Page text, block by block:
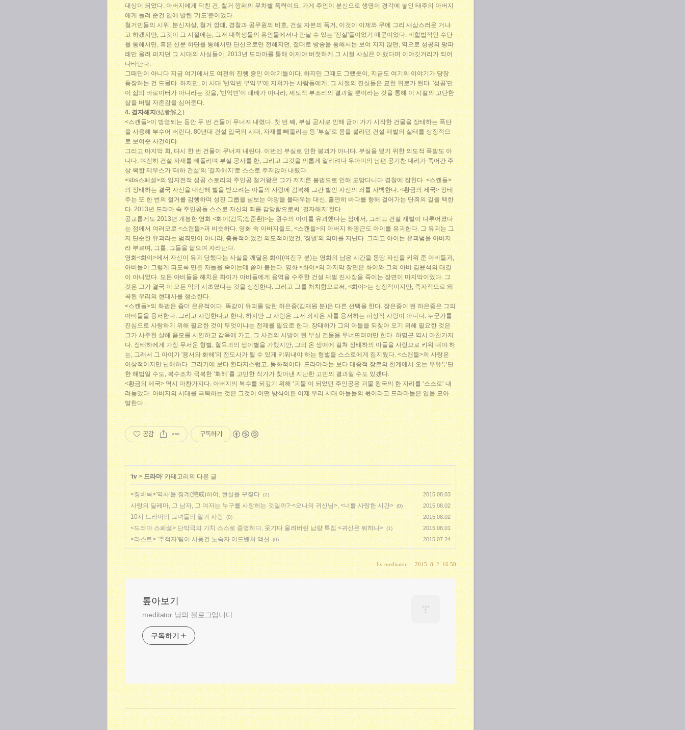
대상이 되었다. 아버지에게 닥친 건, 철거 깡패의 무차별 폭력이요, 가게 주인이 분신으로 생명이 경각에 놓인 태주의 아버지
에게 돌려 준건 입에 발린 '기도'뿐이었다.
철거민들의 시위, 분신자살, 철거 깡패, 경찰과 공무원의 비호, 건설 자본의 폭거, 이것이 이제와 무에 그리 새삼스러운 거냐
고 하겠지만, 그것이 그 시절에는, 그저 대학생들의 유인물에서나 만날 수 있는 '진실'들이었기 때문이었다. 비합법적인 수단
을 통해서만, 혹은 신문 하단을 통해서만 단신으로만 전해지던, 절대로 방송을 통해서는 보여 지지 않던, 역으로 성공의 팡파
레만 울려 퍼지던 그 시대의 사실들이, 2013년 드라마를 통해 이제야 버젓하게 그 시절 사실은 이랬다며 이야깃거리가 되어
나타난다.
그때만이 아니다 지금 여기에서도 여전히 진행 중인 이야기들이다. 하지만 그때도 그랬듯이, 지금도 여기의 이야기가 당장
등장하는 건 드물다. 하지만, 이 시대 '빈익빈 부익부'에 지쳐가는 사람들에게, 그 시절의 진실들은 묘한 위로가 된다. '성공'만
이 삶의 바로미터가 아니라는 것을, '빈익빈'이 패배가 아니라, 제도적 부조리의 결과일 뿐이라는 것을 통해 이 시절의 고단한
삶을 버틸 자존감을 심어준다.
4. 결자해지 (結者解之)
<스캔들>이 방영되는 동안 두 번 건물이 무너져 내렸다. 첫 번 째, 부실 공사로 인해 금이 가기 시작한 건물을 장태하는 폭탄
을 사용해 부수어 버린다. 80년대 건설 입국의 시대, 자재를 빼돌리는 등 '부실'로 몸을 불리던 건설 재벌의 실태를 상징적으
로 보여준 사건이다.
그리고 마지막 회, 다시 한 번 건물이 무너져 내린다. 이번엔 부실로 인한 붕괴가 아니다. 부실을 덮기 위한 의도적 폭발도 아
니다. 여전히 건설 자재를 빼돌리며 부실 공사를 한, 그리고 그것을 의롭게 알리려다 우아미의 남편 공기찬 대리가 죽어간 주
상 복합 제우스가 '태하 건설'의 '결자해지'로 스스로 주저앉아 내렸다.
<sbs스페셜>의 입지전적 성공 스토리의 주인공 철거왕은 그가 저지른 불법으로 인해 도망다니다 경찰에 잡힌다. <스캔들>
의 장태하는 결국 자신을 대신해 벌을 받으려는 아들의 사랑에 감복해 그간 벌인 자신의 죄를 자백한다. <황금의 제국> 장태
주는 또 한 번의 철거를 감행하며 성진 그룹을 넘보는 야망을 불태우는 대신, 홀연히 바다를 향해 걸어가는 단죄의 길을 택한
다. 2013년 드라마 속 주인공들 스스로 자신의 죄를 감당함으로써 ‘결자해지‘한다.
공교롭게도 2013년 개봉한 영화 <화이(감독;장준환)>는 원수의 아이를 유괴했다는 점에서, 그리고 건설 재벌이 다루어졌다
는 점에서 여러모로 <스캔들>과 비슷하다. 영화 속 아버지들도, <스캔들>의 아버지 하명근도 아이를 유괴한다. 그 유괴는 그
저 단순한 유괴라는 범죄만이 아니라, 충동적이었건 의도적이었건, '징벌'의 의미를 지닌다. 그리고 아이는 유괴범을 아버지
라 부르며, 그를, 그들을 닮으며 자라난다.
영화<화이>에서 자신이 유괴 당했다는 사실을 깨달은 화이(여진구 분)는 영화의 남은 시간을 몽땅 자신을 키워 준 아비들과,
아비들이 그렇게 되도록 만든 자들을 죽이는데 쏟아 붙는다. 영화 <화이>의 마지막 장면은 화이와 그의 아비 김윤석의 대결
이 아니었다. 모든 아비들을 해치운 화이가 아비들에게 용역을 수주한 건설 재벌 진사장을 죽이는 장면이 마지막이었다. 그
것은 그가 결국 이 모든 악의 시초였다는 것을 상징한다. 그리고 그를 처치함으로써, <화이>는 상징적이지만, 즉자적으로 왜
곡된 우리의 현대사를 청소한다.
<스캔들>의 화법은 좀더 은유적이다. 똑같이 유괴를 당한 하은중(김재원 분)은 다른 선택을 한다. 장은중이 된 하은중은 그의
아비들을 용서한다. 그리고 사랑한다고 한다. 하지만 그 사랑은 그저 죄지은 자를 용서하는 피상적 사랑이 아니다. 누군가를
진심으로 사랑하기 위해 필요한 것이 무엇이냐는 전제를 필요로 한다. 장태하가 그의 아들을 되찾아 오기 위해 필요한 것은
그가 사주한 살해 음모를 시인하고 감옥에 가고, 그 사건의 시발이 된 부실 건물을 무너뜨려야만 한다. 하명근 역시 마찬가지
다. 장태하에게 가장 무서운 형벌, 혈육과의 생이별을 가했지만, 그의 온 생애에 걸쳐 장태하의 아들을 사랑으로 키워 내야 하
는, 그래서 그 아이가 '용서와 화해'의 전도사가 될 수 있게 키워내야 하는 형벌을 스스로에게 짐지웠다. <스캔들>의 사랑은
이상적이지만 난해하다. 그러기에 보다 환타지스럽고, 동화적이다. 드라마라는 보다 대중적 장르의 한계에서 오는 우유부단
한 해법일 수도, 복수조차 극복한 ‘화해’를 고민한 작가가 찾아낸 지난한 고민의 결과일 수도 있겠다.
<황금의 제국> 역시 마찬가지다. 아버지의 복수를 되갚기 위해 ‘괴물’이 되었던 주인공은 괴물 왕국의 한 자리를 ‘스스로’ 내
려놓았다. 아버지의 시대를 극복하는 것은 그것이 어떤 방식이든 이제 우리 시대 아들들의 몫이라고 드라마들은 입을 모아
말한다.
공감 구독하기
'tv>드라마' 카테고리의 다른 글
<징비록>'역사'을 징계(懲戒)하여, 현실을 꾸짖다 (2) 2015.08.03
사랑의 딜레마, 그 남자, 그 여자는 누구를 사랑하는 것일까?-<오나의 귀신님>, <너를 사랑한 시간> (0) 2015.08.02
10시 드라마의 그녀들의 일과 사랑 (0) 2015.08.02
<드라마 스페셜> 단막극의 가치 스스로 증명하다, 웃기다 울려버린 납량 특집 <귀신은 뭐하나> (1) 2015.08.01
<라스트> '추적자'팀이 시동건 노숙자 어드밴처 액션 (0) 2015.07.24
bymeditator 2015. 8. 2. 16:50
톺아보기
meditator 님의 블로그입니다.
구독하기